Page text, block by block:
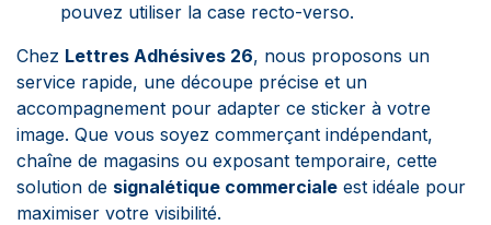
pouvez utiliser la case recto-verso.
Chez Lettres Adhésives 26, nous proposons un
service rapide, une découpe précise et un
accompagnement pour adapter ce sticker à votre
image. Que vous soyez commerçant indépendant,
chaîne de magasins ou exposant temporaire, cette
solution de signalétique commerciale est idéale pour
maximiser votre visibilité.